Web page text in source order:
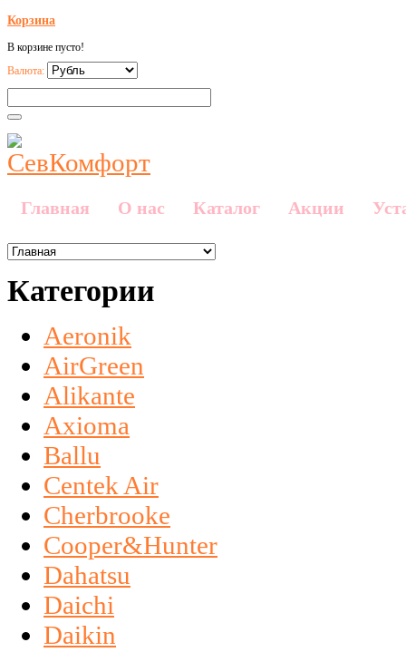
Корзина
В корзине пусто!
Валюта:
Главная О нас Каталог Акции
Категории
Aeronik
AirGreen
Alikante
Axioma
Ballu
Centek Air
Cherbrooke
Cooper&Hunter
Dahatsu
Daichi
Daikin